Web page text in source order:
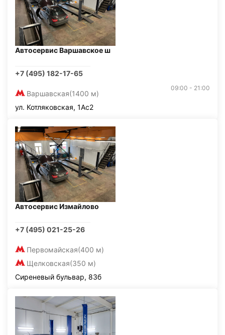
Автосервис Варшавское ш
+7 (495) 182-17-65
Варшавская(1400 м)
09:00 - 21:00
ул. Котляковская, 1Ас2
Автосервис Измайлово
+7 (495) 021-25-26
Первомайская(400 м)
Щелковская(350 м)
Сиреневый бульвар, 83б